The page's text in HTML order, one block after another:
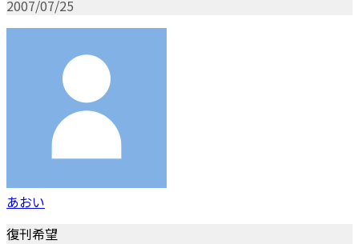
2007/07/25
あおい
復刊希望